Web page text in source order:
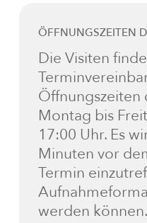
ÖFFNUNGSZEITEN
Die Visiten
Öffnungszeiten
Montag bis
17:00 Uhr. Es
Minuten vor
Termin
werden können.